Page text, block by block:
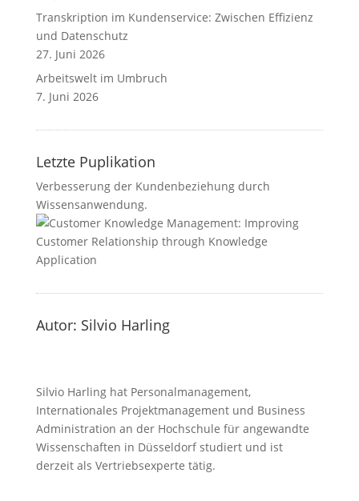
Transkription im Kundenservice: Zwischen Effizienz
und Datenschutz
27. Juni 2026
Arbeitswelt im Umbruch
7. Juni 2026
Letzte Puplikation
Verbesserung der Kundenbeziehung durch
Wissensanwendung.
Autor: Silvio Harling
Silvio Harling hat Personalmanagement,
Internationales Projektmanagement und Business
Administration an der Hochschule für angewandte
Wissenschaften in Düsseldorf studiert und ist
derzeit als Vertriebsexperte tätig.